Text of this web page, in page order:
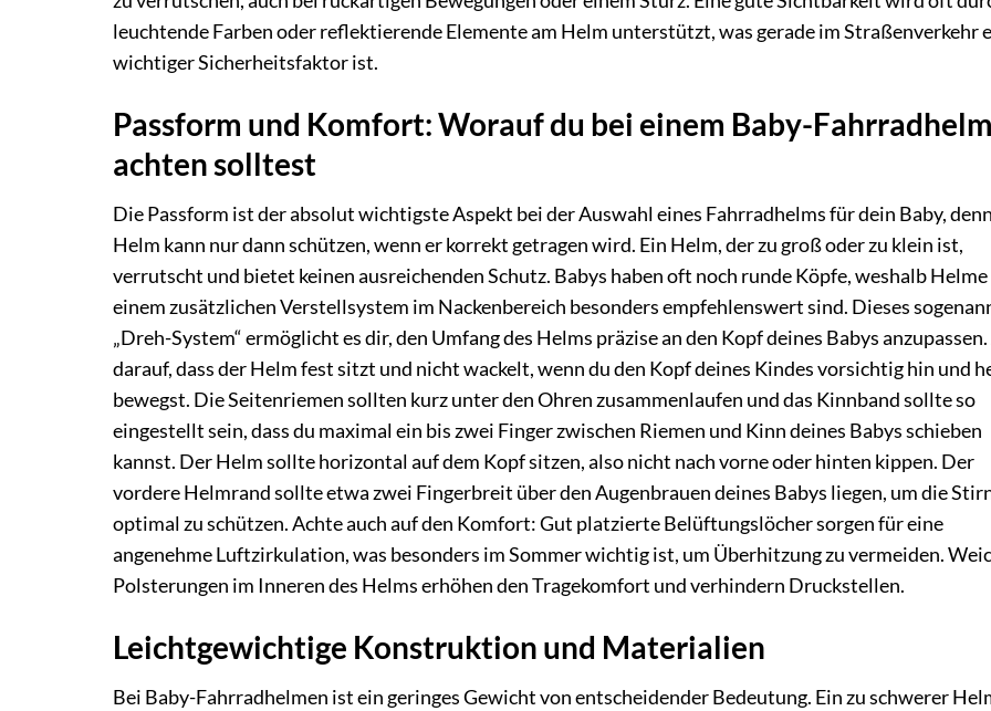
leuchtende Farben oder reflektierende Elemente am Helm unterstützt, was gerade im Straßenverkehr
wichtiger Sicherheitsfaktor ist.
Passform und Komfort: Worauf du bei einem Baby-Fahrradhelm
achten solltest
Die Passform ist der absolut wichtigste Aspekt bei der Auswahl eines Fahrradhelms für dein Baby,
Helm kann nur dann schützen, wenn er korrekt getragen wird. Ein Helm, der zu groß oder zu klein ist,
verrutscht und bietet keinen ausreichenden Schutz. Babys haben oft noch runde Köpfe, weshalb
einem zusätzlichen Verstellsystem im Nackenbereich besonders empfehlenswert sind. Dieses
„Dreh-System“ ermöglicht es dir, den Umfang des Helms präzise an den Kopf deines Babys
darauf, dass der Helm fest sitzt und nicht wackelt, wenn du den Kopf deines Kindes vorsichtig hin und
bewegst. Die Seitenriemen sollten kurz unter den Ohren zusammenlaufen und das Kinnband sollte so
eingestellt sein, dass du maximal ein bis zwei Finger zwischen Riemen und Kinn deines Babys schieben
kannst. Der Helm sollte horizontal auf dem Kopf sitzen, also nicht nach vorne oder hinten kippen. Der
vordere Helmrand sollte etwa zwei Fingerbreit über den Augenbrauen deines Babys liegen, um die
optimal zu schützen. Achte auch auf den Komfort: Gut platzierte Belüftungslöcher sorgen für eine
angenehme Luftzirkulation, was besonders im Sommer wichtig ist, um Überhitzung zu vermeiden.
Polsterungen im Inneren des Helms erhöhen den Tragekomfort und verhindern Druckstellen.
Leichtgewichtige Konstruktion und Materialien
Bei Baby-Fahrradhelmen ist ein geringes Gewicht von entscheidender Bedeutung. Ein zu schwerer